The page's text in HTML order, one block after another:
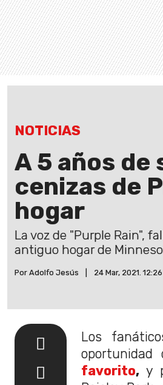
NOTICIAS
A 5 años
cenizas de
hogar
La voz de "Purple Rain",
antiguo hogar de
Por Adolfo Jesús 24 Mar, 2021.
Los
oportunidad
favorito, y